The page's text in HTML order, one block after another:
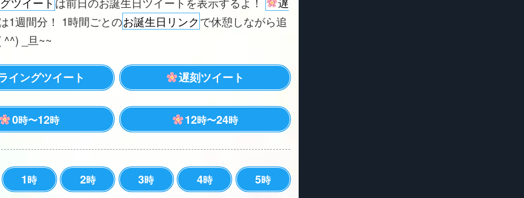
1週間分！ 1時間ごとのお誕生日リンクで休憩しながら追
^^) _旦~~
イングツイート 遅刻ツイート
0時〜12時 12時〜24時
1時 2時 3時 4時 5時